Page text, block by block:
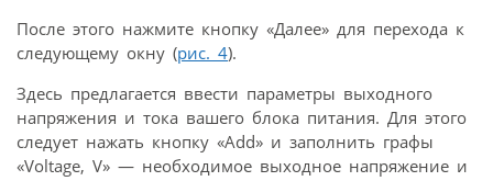
После этого нажмите кнопку «Далее» для перехода к
следующему окну (рис. 4).
Здесь предлагается ввести параметры выходного
напряжения и тока вашего блока питания. Для этого
следует нажать кнопку «Add» и заполнить графы
«Voltage, V» — необходимое выходное напряжение и